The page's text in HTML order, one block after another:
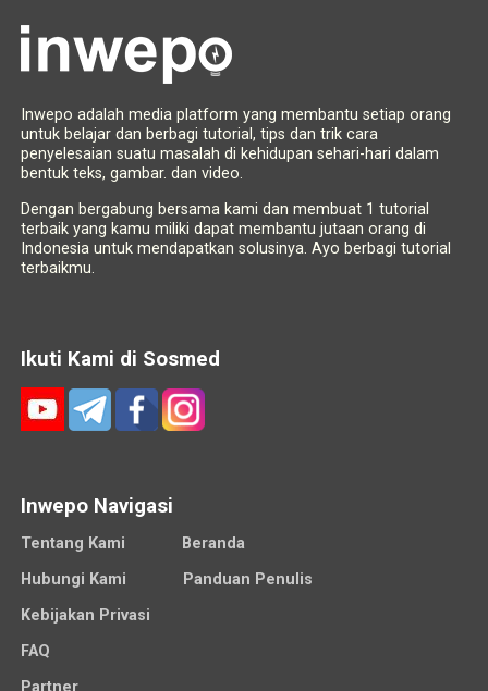
Inwepo adalah media platform yang membantu setiap orang
untuk belajar dan berbagi tutorial, tips dan trik cara
penyelesaian suatu masalah di kehidupan sehari-hari dalam
bentuk teks, gambar. dan video.
Dengan bergabung bersama kami dan membuat 1 tutorial
terbaik yang kamu miliki dapat membantu jutaan orang di
Indonesia untuk mendapatkan solusinya. Ayo berbagi tutorial
terbaikmu.
Ikuti Kami di Sosmed
Inwepo Navigasi
Tentang Kami
Beranda
Hubungi Kami
Panduan Penulis
Kebijakan Privasi
FAQ
Partner